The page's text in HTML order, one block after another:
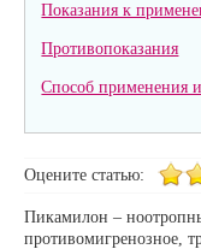
Показания к
Противопоказания
Способ применения
Оцените статью:
Пикамилон –
противомигренозное,